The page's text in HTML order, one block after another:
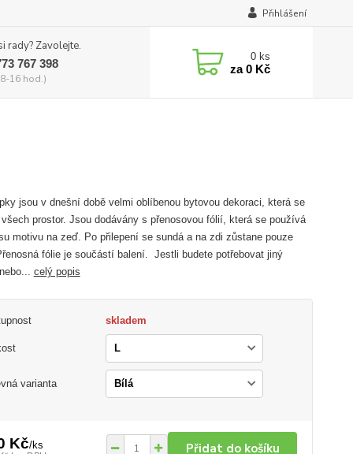
Přihlášení
rady? Zavolejte.
767 398
16 hod.)
0 ks
za0 Kč
jsou v dnešní době velmi oblíbenou bytovou dekoraci, která se
prostor. Jsou dodávány s přenosovou fólií, která se používá
motivu na zeď. Po přilepení se sundá a na zdi zůstane pouze
fólie je součástí balení. Jestli budete potřebovat jiný
celý popis
skladem
varianta
Kč/ks
Přidat do košíku